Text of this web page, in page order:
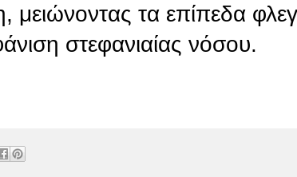
μειώνοντας τα επίπεδα
στεφανιαίας νόσου.